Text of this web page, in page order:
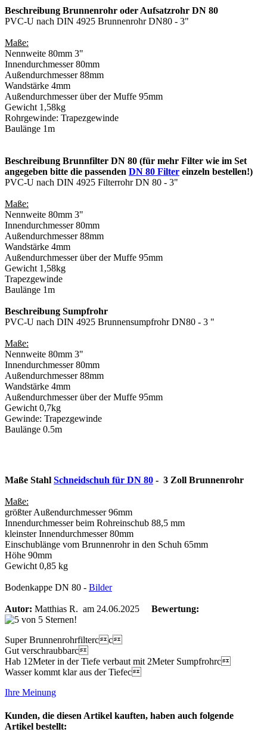
Beschreibung Brunnenrohr oder Aufsatzrohr DN 80
PVC-U nach DIN 4925 Brunnenrohr DN80 - 3"
Maße:
Nennweite 80mm 3"
Innendurchmesser 80mm
Außendurchmesser 88mm
Wandstärke 4mm
Außendurchmesser über der Muffe 95mm
Gewicht 1,58kg
Rohrgewinde: Trapezgewinde
Baulänge 1m
Beschreibung Brunnfilter DN 80 (für mehr Filter wie im Set
angegeben bitte die passenden DN 80 Filter einzeln bestellen!)
PVC-U nach DIN 4925 Filterrohr DN 80 - 3"
Maße:
Nennweite 80mm 3"
Innendurchmesser 80mm
Außendurchmesser 88mm
Wandstärke 4mm
Außendurchmesser über der Muffe 95mm
Gewicht 1,58kg
Trapezgewinde
Baulänge 1m
Beschreibung Sumpfrohr
PVC-U nach DIN 4925 Brunnensumpfrohr DN80 - 3 "
Maße:
Nennweite 80mm 3"
Innendurchmesser 80mm
Außendurchmesser 88mm
Wandstärke 4mm
Außendurchmesser über der Muffe 95mm
Gewicht 0,7kg
Gewinde: Trapezgewinde
Baulänge 0.5m
Maße Stahl Schneidschuh für DN 80 - 3 Zoll Brunnenrohr
Maße:
größter Außendurchmesser 96mm
Innendurchmesser beim Rohreinschub 88,5 mm
kleinster Innendurchmesser 80mm
Einschublänge vom Brunnenrohr in den Schuh 65mm
Höhe 90mm
Gewicht 0,85 kg
Bodenkappe DN 80 - Bilder
Autor: Matthias R. am 24.06.2025 Bewertung:
Super Brunnenrohrfiltercc
Gut verschraubbarc
Hab 12Meter in der Tiefe verbaut mit 2Meter Sumpfrohrc
Wasser kommt klar aus der Tiefec
Ihre Meinung
Kunden, die diesen Artikel kauften, haben auch folgende
Artikel bestellt: